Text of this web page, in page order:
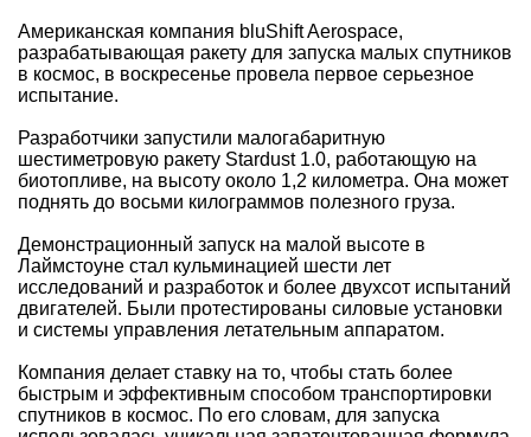
Американская компания bluShift Aerospace,
разрабатывающая ракету для запуска малых спутников
в космос, в воскресенье провела первое серьезное
испытание.
Разработчики запустили малогабаритную
шестиметровую ракету Stardust 1.0, работающую на
биотопливе, на высоту около 1,2 километра. Она может
поднять до восьми килограммов полезного груза.
Демонстрационный запуск на малой высоте в
Лаймстоуне стал кульминацией шести лет
исследований и разработок и более двухсот испытаний
двигателей. Были протестированы силовые установки
и системы управления летательным аппаратом.
Компания делает ставку на то, чтобы стать более
быстрым и эффективным способом транспортировки
спутников в космос. По его словам, для запуска